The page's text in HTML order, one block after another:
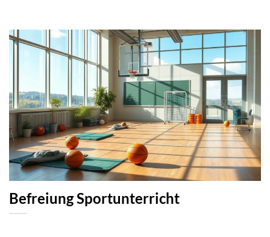
Befreiung Sportunterricht